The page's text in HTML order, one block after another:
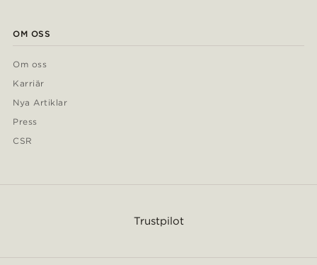
OM OSS
Om oss
Karriär
Nya Artiklar
Press
CSR
Trustpilot